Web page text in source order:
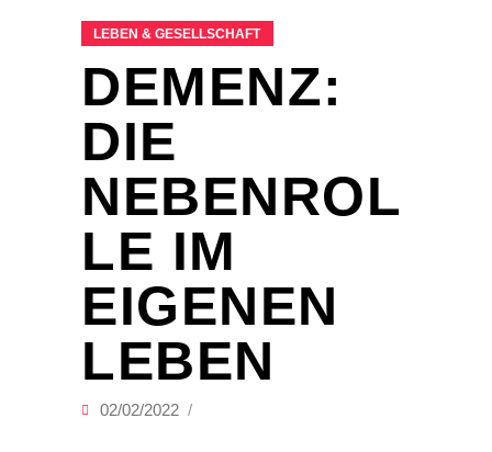
LEBEN & GESELLSCHAFT
DEMENZ:
DIE
NEBENROL
LE IM
EIGENEN
LEBEN
02/02/2022